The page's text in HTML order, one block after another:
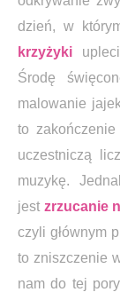
dzień, w
krzyżyki
Środę
malowanie
to
uczestniczą
muzykę.
jest zrzucanie
czyli głównym
to zniszczenie
nam do tej